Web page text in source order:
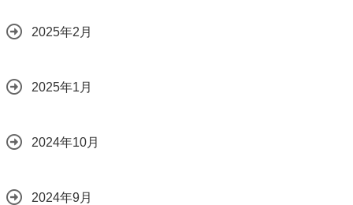
2025年2月
2025年1月
2024年10月
2024年9月